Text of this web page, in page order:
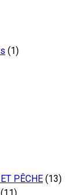
(1)
PÊCHE (13)
(11)